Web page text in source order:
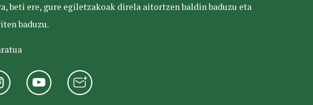
beti ere, gure egiletzakoak direla aitortzen baldin baduzu eta
baduzu.